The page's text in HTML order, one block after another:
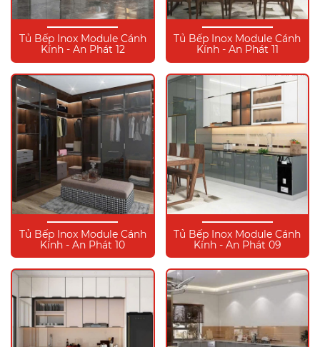
Tủ Bếp Inox Module Cánh
Kính - An Phát 12
Tủ Bếp Inox Module Cánh
Kính - An Phát 11
Tủ Bếp Inox Module Cánh
Kính - An Phát 10
Tủ Bếp Inox Module Cánh
Kính - An Phát 09